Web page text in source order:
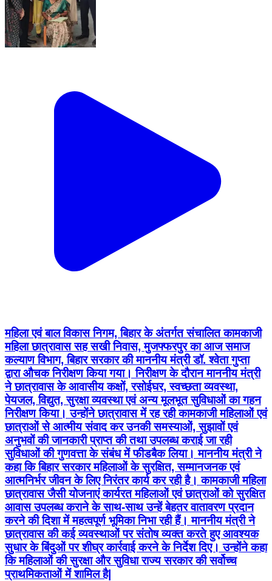
महिला एवं बाल विकास निगम, बिहार के अंतर्गत संचालित कामकाजी
महिला छात्रावास सह सखी निवास, मुजफ्फरपुर का आज समाज
कल्याण विभाग, बिहार सरकार की माननीय मंत्री डॉ. श्वेता गुप्ता
द्वारा औचक निरीक्षण किया गया। निरीक्षण के दौरान माननीय मंत्री
ने छात्रावास के आवासीय कक्षों, रसोईघर, स्वच्छता व्यवस्था,
पेयजल, विद्युत, सुरक्षा व्यवस्था एवं अन्य मूलभूत सुविधाओं का गहन
निरीक्षण किया। उन्होंने छात्रावास में रह रही कामकाजी महिलाओं एवं
छात्राओं से आत्मीय संवाद कर उनकी समस्याओं, सुझावों एवं
अनुभवों की जानकारी प्राप्त की तथा उपलब्ध कराई जा रही
सुविधाओं की गुणवत्ता के संबंध में फीडबैक लिया। माननीय मंत्री ने
कहा कि बिहार सरकार महिलाओं के सुरक्षित, सम्मानजनक एवं
आत्मनिर्भर जीवन के लिए निरंतर कार्य कर रही है। कामकाजी महिला
छात्रावास जैसी योजनाएं कार्यरत महिलाओं एवं छात्राओं को सुरक्षित
आवास उपलब्ध कराने के साथ-साथ उन्हें बेहतर वातावरण प्रदान
करने की दिशा में महत्वपूर्ण भूमिका निभा रही हैं। माननीय मंत्री ने
छात्रावास की कई व्यवस्थाओं पर संतोष व्यक्त करते हुए आवश्यक
सुधार के बिंदुओं पर शीघ्र कार्रवाई करने के निर्देश दिए। उन्होंने कहा
कि महिलाओं की सुरक्षा और सुविधा राज्य सरकार की सर्वोच्च
प्राथमिकताओं में शामिल है|